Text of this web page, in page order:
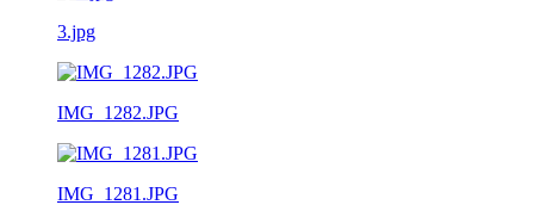
3.jpg
IMG_1282.JPG
IMG_1281.JPG